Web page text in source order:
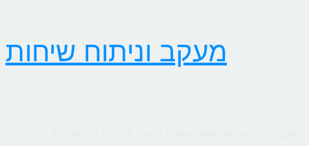
מעקב וניתוח שיחות